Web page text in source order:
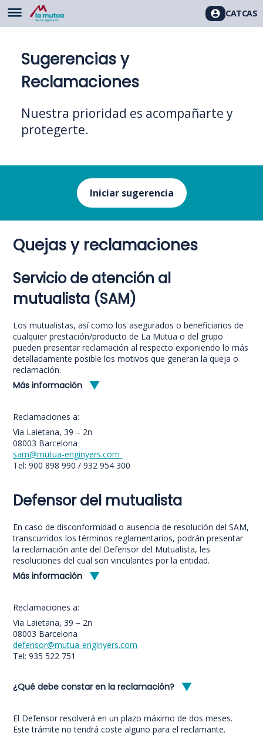
CATCAS
Sugerencias y
Reclamaciones
Nuestra prioridad es acompañarte y
protegerte.
Iniciar sugerencia
Quejas y reclamaciones
Servicio de atención al
mutualista (SAM)
Los mutualistas, así como los asegurados o beneficiarios de
cualquier prestación/producto de La Mutua o del grupo
pueden presentar reclamación al respecto exponiendo lo más
detalladamente posible los motivos que generan la queja o
reclamación.
Más información
Reclamaciones a:
Via Laietana, 39 – 2n
08003 Barcelona
sam@mutua-enginyers.com
Tel: 900 898 990 / 932 954 300
Defensor del mutualista
En caso de disconformidad o ausencia de resolución del SAM,
transcurridos los términos reglamentarios, podrán presentar
la reclamación ante del Defensor del Mutualista, les
resoluciones del cual son vinculantes por la entidad.
Más información
Reclamaciones a:
Via Laietana, 39 – 2n
08003 Barcelona
defensor@mutua-enginyers.com
Tel: 935 522 751
¿Qué debe constar en la reclamación?
El Defensor resolverá en un plazo máximo de dos meses.
Este trámite no tendrá coste alguno para el reclamante.